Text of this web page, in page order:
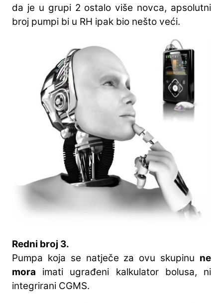
da je u grupi 2 ostalo više novca, apsolutni
broj pumpi bi u RH ipak bio nešto veći.
Redni broj 3.
Pumpa koja se natječe za ovu skupinu ne
mora imati ugrađeni kalkulator bolusa, ni
integrirani CGMS.